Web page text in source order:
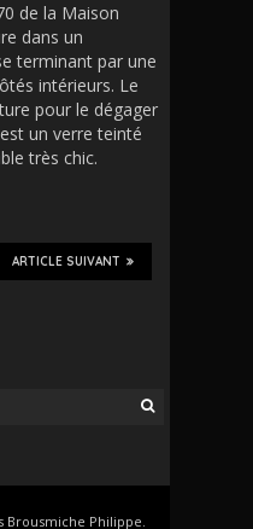
de la Maison
dans un
terminant par une
intérieurs. Le
pour le dégager
un verre teinté
très chic.
ARTICLE SUIVANT
Brousmiche Philippe.